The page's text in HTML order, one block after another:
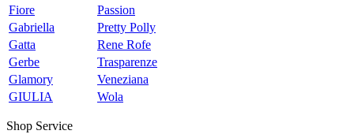
Fiore
Passion
Gabriella
Pretty Polly
Gatta
Rene Rofe
Gerbe
Trasparenze
Glamory
Veneziana
GIULIA
Wola
Shop Service